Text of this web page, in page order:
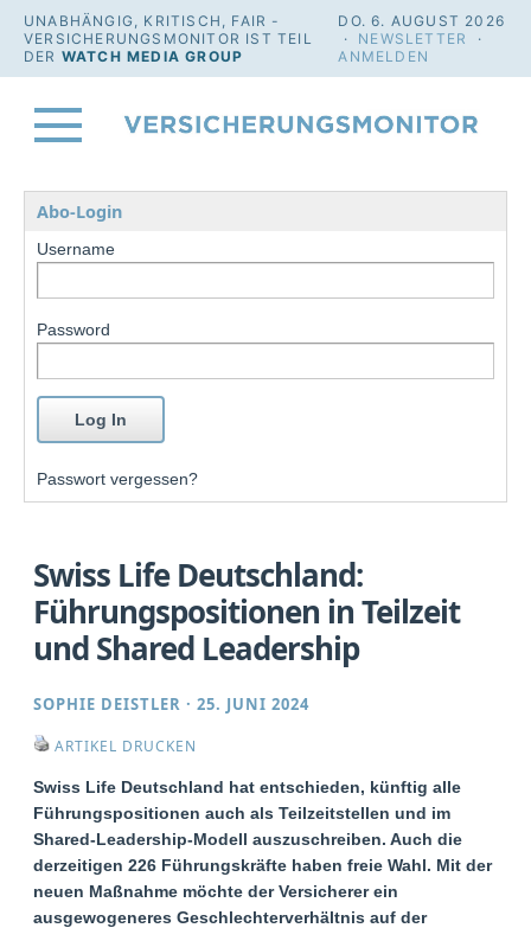
UNABHÄNGIG, KRITISCH, FAIR -
VERSICHERUNGSMONITOR IST TEIL
DER WATCH MEDIA GROUP
DO. 6. AUGUST 2026
· NEWSLETTER
·
ANMELDEN
Abo-Login
Username
Password
Passwort vergessen?
Swiss Life Deutschland:
Führungspositionen in Teilzeit
und Shared Leadership
SOPHIE DEISTLER ·25. JUNI 2024
ARTIKEL DRUCKEN
Swiss Life Deutschland hat entschieden, künftig alle
Führungspositionen auch als Teilzeitstellen und im
Shared-Leadership-Modell auszuschreiben. Auch die
derzeitigen 226 Führungskräfte haben freie Wahl. Mit der
neuen Maßnahme möchte der Versicherer ein
ausgewogeneres Geschlechterverhältnis auf der